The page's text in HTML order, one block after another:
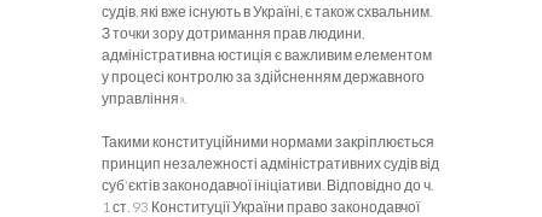
судів, які вже існують в Україні, є також схвальним.
З точки зору дотримання прав людини,
адміністративна юстиція є важливим елементом
у процесі контролю за здійсненням державного
управління».
Такими конституційними нормами закріплюється
принцип незалежності адміністративних судів від
суб'єктів законодавчої ініціативи. Відповідно до ч.
1 ст. 93 Конституції України право законодавчої